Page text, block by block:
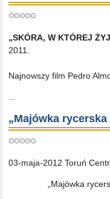
„SKÓRA, W KTÓREJ
2011.
Najnowszy film Pedro
„Majówka
03-maja-2012 Toruń
„Majówka